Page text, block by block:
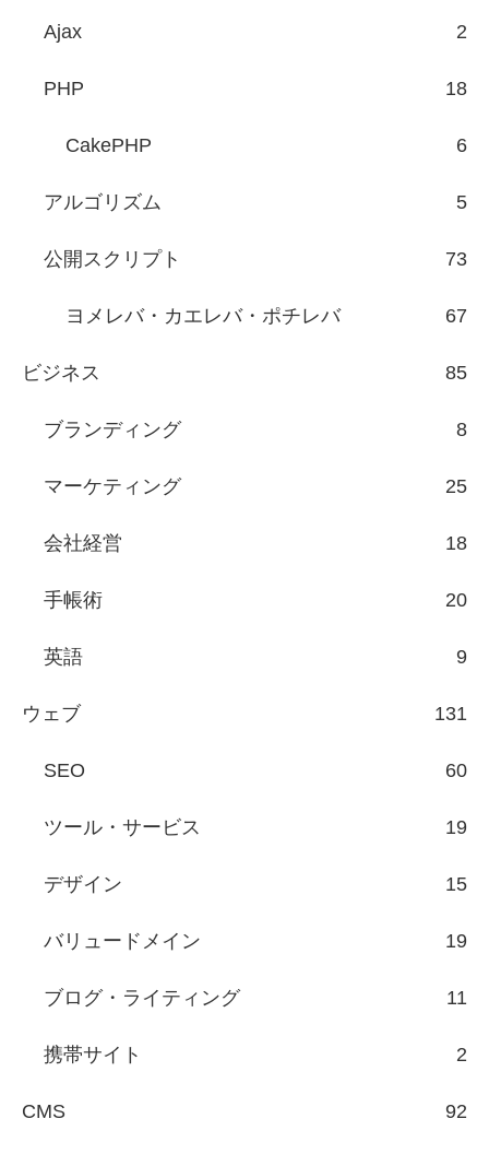
Ajax 2
PHP 18
CakePHP 6
アルゴリズム 5
公開スクリプト 73
ヨメレバ・カエレバ・ポチレバ 67
ビジネス 85
ブランディング 8
マーケティング 25
会社経営 18
手帳術 20
英語 9
ウェブ 131
SEO 60
ツール・サービス 19
デザイン 15
バリュードメイン 19
ブログ・ライティング 11
携帯サイト 2
CMS 92